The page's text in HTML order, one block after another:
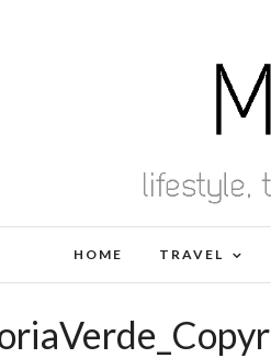
HOME TRAVEL